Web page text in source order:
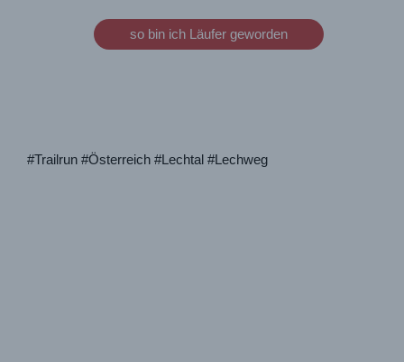
so bin ich Läufer geworden
#Trailrun #Österreich #Lechtal #Lechweg